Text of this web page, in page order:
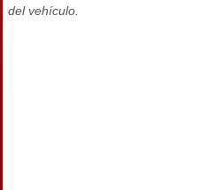
del vehículo.